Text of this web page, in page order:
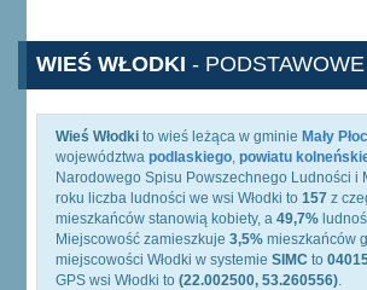
WIEŚ WŁODKI -
Wieś Włodki to wieś leżąca w gminie Mały
województwa podlaskiego, powiatu
Narodowego Spisu Powszechnego Ludności i
roku liczba ludności we wsi Włodki to 157 z
mieszkańców stanowią kobiety, a 49,7%
Miejscowość zamieszkuje 3,5% mieszkańców
miejscowości Włodki w systemie SIMC to
GPS wsi Włodki to (22.002500, 53.260556).